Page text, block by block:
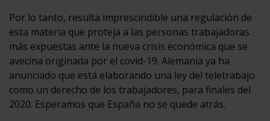
Por lo tanto, resulta imprescindible una regulación de
esta materia que proteja a las personas trabajadoras
más expuestas ante la nueva crisis económica que se
avecina originada por el covid-19. Alemania ya ha
anunciado que está elaborando una ley del teletrabajo
como un derecho de los trabajadores, para finales del
2020. Esperamos que España no se quede atrás.